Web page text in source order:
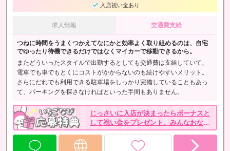
入店祝い金あり
求人情報 交通費支給
つねに時間をうまくつかえてなにかと効率よく取り組めるのは、自宅
でゆったり待機できるだけではなくマイカーで移動できるから。
またどういったスタイルで出勤するとしても交通費は支給していて、
電車でも車でもとくにコストがかからないのも続けやすいメリット。
さらにだれでも利用できる駐車場をしっかり完備していることもあっ
て、パーキングを探さなければといった手間もありません。
じっさいに入店が決まったらボーナスと
して祝い金をプレゼント、みんなおなじ
くもらえるから未経験でもとくにハンデ
になりません。